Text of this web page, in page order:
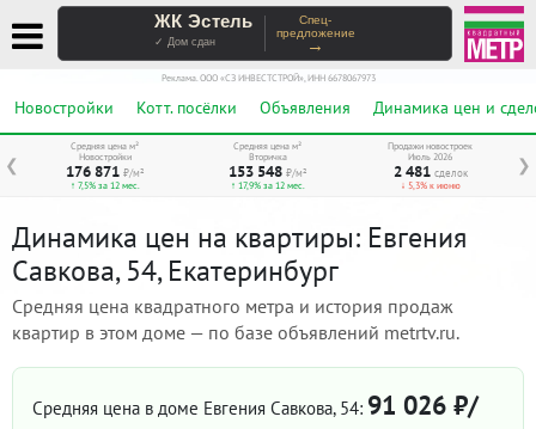
ЖК Эстель
✓ Дом сдан
Спец-
предложение
→
Реклама. ООО «СЗ ИНВЕСТСТРОЙ», ИНН 6678067973
Новостройки Котт. посёлки Объявления Динамика цен и
❮ ❯
Средняя цена м²
Новостройки
176 871 ₽/м²
↑ 7,5% за 12 мес.
Средняя цена м²
Вторичка
153 548 ₽/м²
↑ 17,9% за 12 мес.
Продажи новостроек
Июль 2026
2 481 сделок
↓ 5,3% к июню
Динамика цен на квартиры: Евгения
Савкова, 54, Екатеринбург
Средняя цена квадратного метра и история продаж
квартир в этом доме — по базе объявлений metrtv.ru.
Средняя цена в доме Евгения Савкова, 54: 91 026 ₽/